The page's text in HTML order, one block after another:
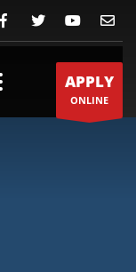
APPLY
ONLINE